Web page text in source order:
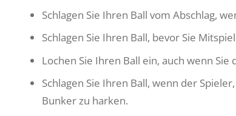
Schlagen Sie Ihren Ball vom Abschlag,
Schlagen Sie Ihren Ball, bevor Sie
Lochen Sie Ihren Ball ein, auch wenn
Schlagen Sie Ihren Ball, wenn der
Bunker zu harken.